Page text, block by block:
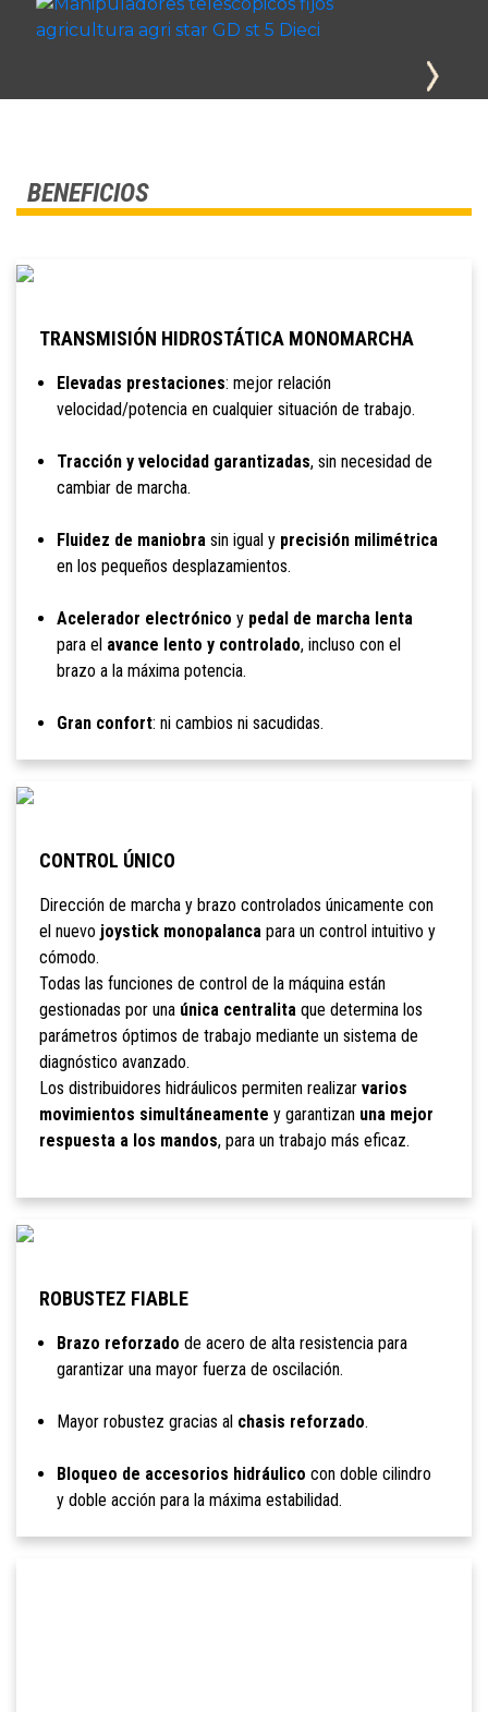
BENEFICIOS
TRANSMISIÓN HIDROSTÁTICA MONOMARCHA
Elevadas prestaciones: mejor relación
velocidad/potencia en cualquier situación de trabajo.
Tracción y velocidad garantizadas, sin necesidad de
cambiar de marcha.
Fluidez de maniobrasin igual y precisión milimétrica
en los pequeños desplazamientos.
Acelerador electrónico y pedal de marcha lenta
para el avance lento y controlado, incluso con el
brazo a la máxima potencia.
Gran confort: ni cambios ni sacudidas.
CONTROL ÚNICO
Dirección de marcha y brazo controlados únicamente con
el nuevo joystick monopalancapara un control intuitivo y
cómodo.
Todas las funciones de control de la máquina están
gestionadas por una única centralitaque determina los
parámetros óptimos de trabajo mediante un sistema de
diagnóstico avanzado.
Los distribuidores hidráulicos permiten realizar varios
movimientos simultáneamente y garantizan una mejor
respuesta a los mandos, para un trabajo más eficaz.
ROBUSTEZ FIABLE
Brazo reforzado de acero de alta resistencia para
garantizar una mayor fuerza de oscilación.
Mayor robustez gracias al chasis reforzado.
Bloqueo de accesorios hidráulico con doble cilindro
y doble acción para la máxima estabilidad.